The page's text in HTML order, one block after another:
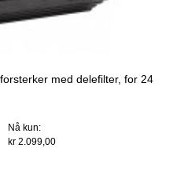
med delefilter, for 24
Nå kun:
kr 2.099,00